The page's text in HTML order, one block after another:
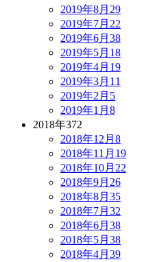
2019年8月 29
2019年7月 22
2019年6月 38
2019年5月 18
2019年4月 19
2019年3月 11
2019年2月 5
2019年1月 8
2018年372
2018年12月 8
2018年11月 19
2018年10月 22
2018年9月 26
2018年8月 35
2018年7月 32
2018年6月 38
2018年5月 38
2018年4月 39